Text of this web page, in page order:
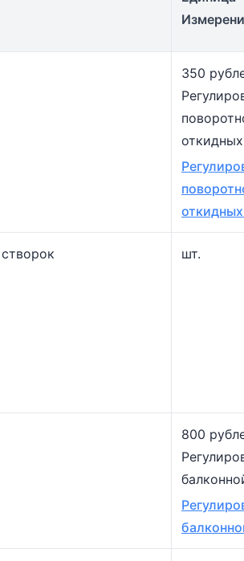
350
шт.
800